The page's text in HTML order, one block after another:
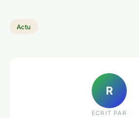
Actu
R
ECRIT PAR